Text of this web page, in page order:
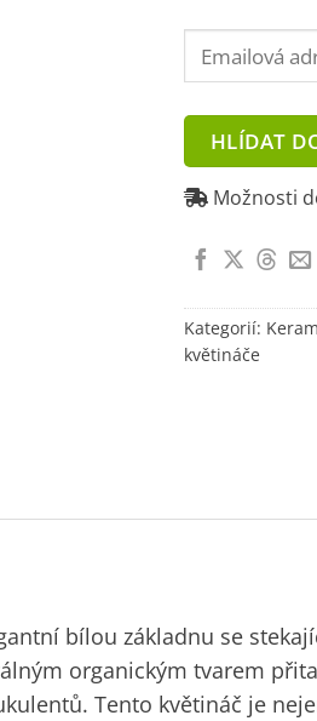
your
address
to
join
waitlist
this
product
HLÍDAT
Možnosti
Kategorií:
květináče
bílou základnu se
organickým tvarem
Tento květináč je